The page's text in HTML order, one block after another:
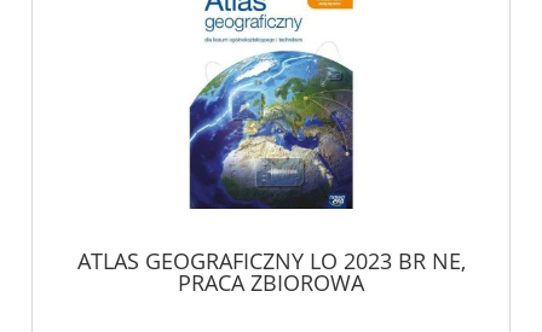
ATLAS GEOGRAFICZNY LO 2023 BR NE,
PRACA ZBIOROWA